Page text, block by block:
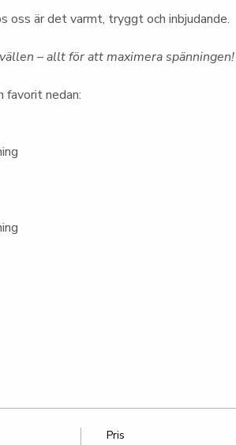
oss är det varmt, tryggt och inbjudande.
– allt för att maximera spänningen!
favorit nedan:
Pris